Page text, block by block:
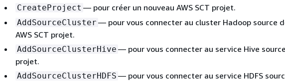
CreateProject — pour créer un nouveau AWS SCT projet.
AddSourceCluster — pour vous connecter au cluster Hadoop source
AWS SCT projet.
AddSourceClusterHive — pour vous connecter au service Hive
projet.
AddSourceClusterHDFS — pour vous connecter au service HDFS